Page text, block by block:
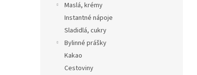
Maslá, krémy
Instantné nápoje
Sladidlá, cukry
Bylinné prášky
Kakao
Cestoviny